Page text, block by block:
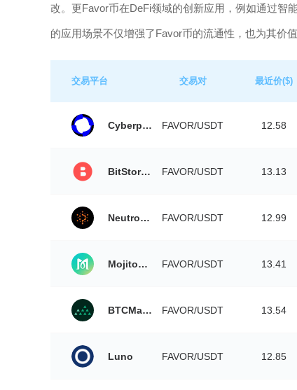
改。更Favor币在DeFi领域的创新应用，例如通过智
的应用场景不仅增强了Favor币的流通性，也为其价
交易平台 交易对 最近价($)
Cyberperp FAVOR/USDT 12.58
BitStorage FAVOR/USDT 13.13
Neutroswap FAVOR/USDT 12.99
MojitoSwap FAVOR/USDT 13.41
BTCMarkets FAVOR/USDT 13.54
Luno FAVOR/USDT 12.85